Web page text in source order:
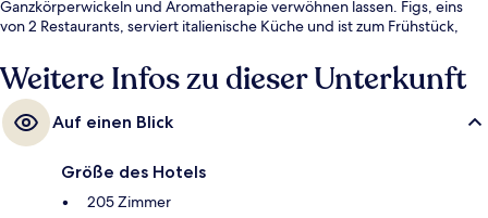
Ganzkörperwickeln und Aromatherapie verwöhnen lassen. Figs, eins
von 2 Restaurants, serviert italienische Küche und ist zum Frühstück,
kostenloser Kinderclub, eine Poolbar und ein Fitnessbereich (rund um
die Uhr geöffnet) sprechen für dieses Hotel im luxuriösen Stil. Andere
Reisende lieben das hilfsbereite Personal.
Weitere Infos zu dieser Unterkunft
Auf einen Blick
Größe des Hotels
205 Zimmer